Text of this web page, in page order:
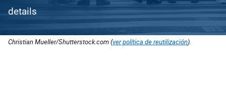
details
Christian Mueller/Shutterstock.com (ver política de reutilización).